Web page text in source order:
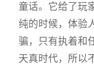
童话。它给了玩
纯的时候，体验
骗，只有执着和
天真时代，所以